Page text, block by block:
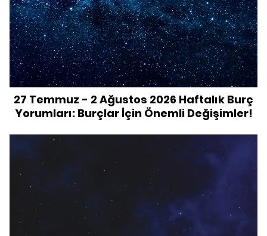
27 Temmuz - 2 Ağustos 2026 Haftalık Burç
Yorumları: Burçlar İçin Önemli Değişimler!